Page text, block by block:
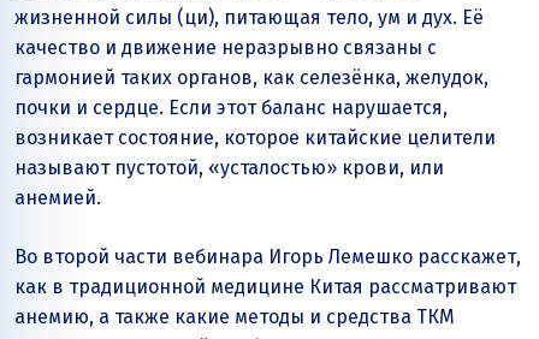
жизненной силы (ци), питающая тело, ум и дух. Её
качество и движение неразрывно связаны с
гармонией таких органов, как селезёнка, желудок,
почки и сердце. Если этот баланс нарушается,
возникает состояние, которое китайские целители
называют пустотой, «усталостью» крови, или
анемией.
Во второй части вебинара Игорь Лемешко расскажет,
как в традиционной медицине Китая рассматривают
анемию, а также какие методы и средства ТКМ